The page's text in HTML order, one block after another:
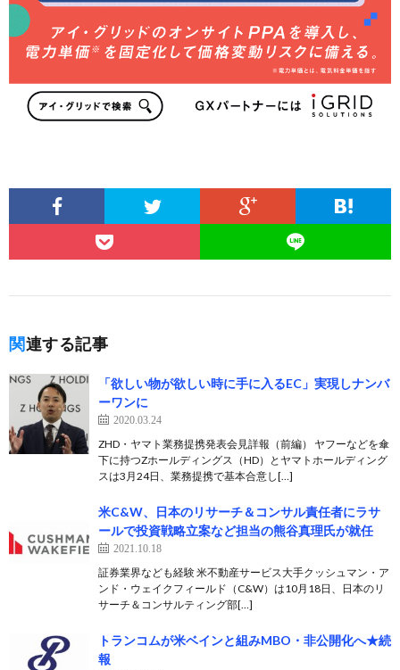
関連する記事
「欲しい物が欲しい時に手に入るEC」実現しナンバ
ーワンに
2020.03.24
ZHD・ヤマト業務提携発表会見詳報（前編） ヤフーなどを傘
下に持つZホールディングス（HD）とヤマトホールディング
スは3月24日、業務提携で基本合意し[…]
米C&W、日本のリサーチ＆コンサル責任者にラサ
ールで投資戦略立案など担当の熊谷真理氏が就任
2021.10.18
証券業界なども経験 米不動産サービス大手クッシュマン・ア
ンド・ウェイクフィールド（C&W）は10月18日、日本のリ
サーチ＆コンサルティング部[…]
トランコムが米ベインと組みMBO・非公開化へ★続
報